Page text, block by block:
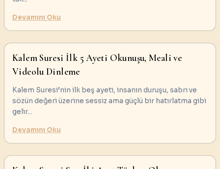
Devamını Oku
Kalem Suresi İlk 5 Ayeti Okunuşu, Meali ve
Videolu Dinleme
Kalem Suresi’nin ilk beş ayeti, insanın duruşu, sabrı ve
sözün değeri üzerine sessiz ama güçlü bir hatırlatma gibi
gelir...
Devamını Oku